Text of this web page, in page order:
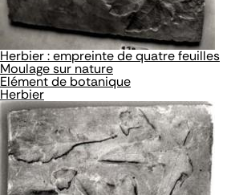
Herbier : empreinte de quatre feuilles
Moulage sur nature
Elément de botanique
Herbier